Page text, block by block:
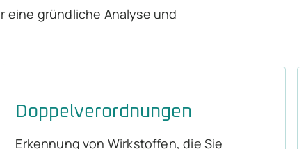
eine gründliche Analyse und
Doppelverordnungen
Erkennung von Wirkstoffen, die Sie